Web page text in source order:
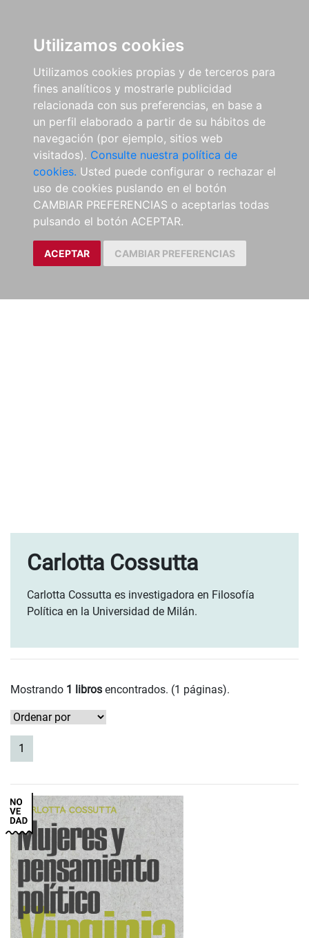
Utilizamos cookies
Utilizamos cookies propias y de terceros para
fines analíticos y mostrarle publicidad
relacionada con sus preferencias, en base a
un perfil elaborado a partir de su hábitos de
navegación (por ejemplo, sitios web
visitados). Consulte nuestra política de
cookies. Usted puede configurar o rechazar el
uso de cookies puslando en el botón
CAMBIAR PREFERENCIAS o aceptarlas todas
pulsando el botón ACEPTAR.
ACEPTAR CAMBIAR PREFERENCIAS
Carlotta Cossutta
Carlotta Cossutta es investigadora en Filosofía
Política en la Universidad de Milán.
Mostrando 1 libros encontrados. (1 páginas).
1